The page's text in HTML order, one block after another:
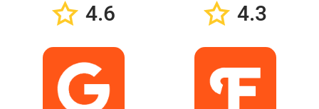
4.6 4.3